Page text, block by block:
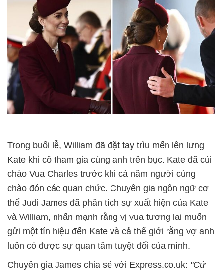
Trong buổi lễ, William đã đặt tay trìu mến lên lưng
Kate khi cô tham gia cùng anh trên bục. Kate đã cúi
chào Vua Charles trước khi cả năm người cùng
chào đón các quan chức. Chuyên gia ngôn ngữ cơ
thể Judi James đã phân tích sự xuất hiện của Kate
và William, nhấn mạnh rằng vị vua tương lai muốn
gửi một tín hiệu đến Kate và cả thế giới rằng vợ anh
luôn có được sự quan tâm tuyệt đối của mình.
Chuyên gia James chia sẻ với Express.co.uk: "Cử